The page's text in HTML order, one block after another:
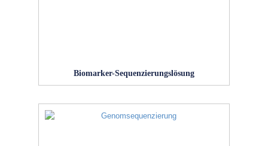
Biomarker-Sequenzierungslösung